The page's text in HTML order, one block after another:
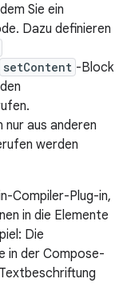
Sie ein
Dazu definieren
setContent -Block
nur aus anderen
werden
Compiler-Plug-in,
in die Elemente
Die
in der Compose-